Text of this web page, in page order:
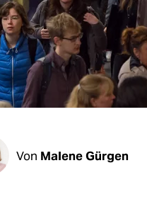
Von Malene Gürgen